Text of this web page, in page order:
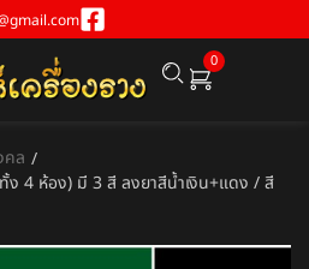
0
คล /
ง 4 ห้อง) มี 3 สี ลงยาสีน้ำเงิน+แดง / สี